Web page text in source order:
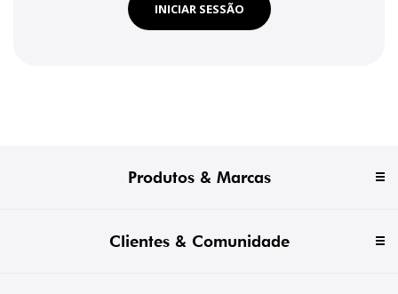
INICIAR SESSÃO
Produtos & Marcas
Clientes & Comunidade